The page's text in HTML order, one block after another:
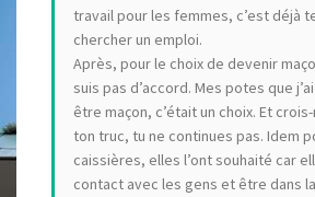
travail pour les femmes, c’est déjà
chercher un emploi.
Après, pour le choix de devenir
suis pas d’accord. Mes potes que
être maçon, c’était un choix. Et
ton truc, tu ne continues pas. Idem
caissières, elles l’ont souhaité car
contact avec les gens et être dans